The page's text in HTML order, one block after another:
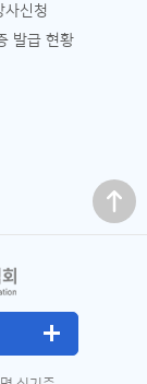
사신청
발급 현황
맨 위로